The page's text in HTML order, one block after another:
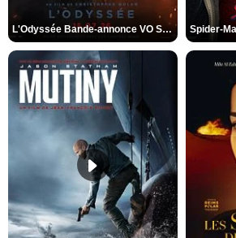
L'Odyssée Bande-annonce VO STFR